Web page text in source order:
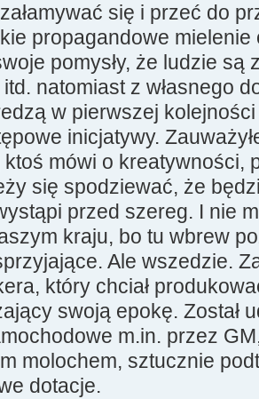
się i przeć do
propagandowe
pomysły, że ludzie są
natomiast z własnego
w pierwszej
inicjatywy.
mówi o kreatywności,
się spodziewać, że
przed szereg. I nie
kraju, bo tu wbrew
Ale wszedzie.
który chciał
swoją epokę. Został
m.in. przez
molochem, sztucznie
dotacje.